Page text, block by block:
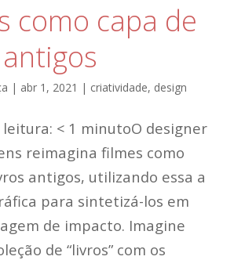
como capa de
| abr 1, 2021 | criatividade, design
< 1 minutoO designer
reimagina filmes como
antigos, utilizando essa a
para sintetizá-los em
de impacto. Imagine
de “livros” com os